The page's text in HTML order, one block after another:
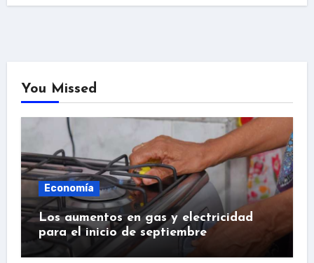
You Missed
Economía
Los aumentos en gas y electricidad
para el inicio de septiembre